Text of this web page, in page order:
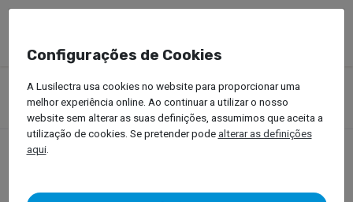
Produtos Equipamentos Oficinais
Testes Dinâmicos
Veículos Ligeiros
Testes de Travões, Suspensão e Ripómetro
Maha
Maha
Configurações de Cookies
A Lusilectra usa cookies no website para proporcionar uma
melhor experiência online. Ao continuar a utilizar o nosso
website sem alterar as suas definições, assumimos que aceita a
utilização de cookies. Se pretender podealterar as definições
aqui.